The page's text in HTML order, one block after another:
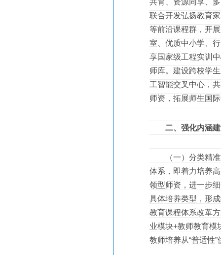
共育、资源同享、
联合开发弘扬教育
等前沿课程群，开
室、优质中小学、
享国家级工程实训
师库。建设跨校学
工智能交叉中心，
师资，拓展师生国
二、强化内涵
（一）分类精准施
体系，即着力培养
领型师资，进一步
具体培养类型，形
教育课程体系改革
业模块+教师教育模
教师培养从“普适性